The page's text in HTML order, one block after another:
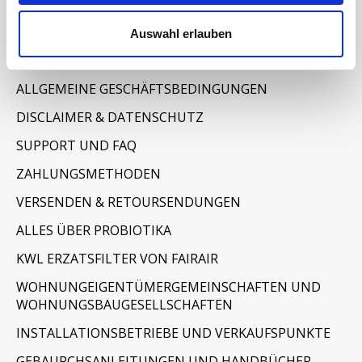
Auswahl erlauben
IMPRESSUM
ALLGEMEINE GESCHÄFTSBEDINGUNGEN
DISCLAIMER & DATENSCHUTZ
SUPPORT UND FAQ
ZAHLUNGSMETHODEN
VERSENDEN & RETOURSENDUNGEN
ALLES ÜBER PROBIOTIKA
KWL ERZATSFILTER VON FAIRAIR
WOHNUNGEIGENTÜMERGEMEINSCHAFTEN UND
WOHNUNGSBAUGESELLSCHAFTEN
INSTALLATIONSBETRIEBE UND VERKAUFSPUNKTE